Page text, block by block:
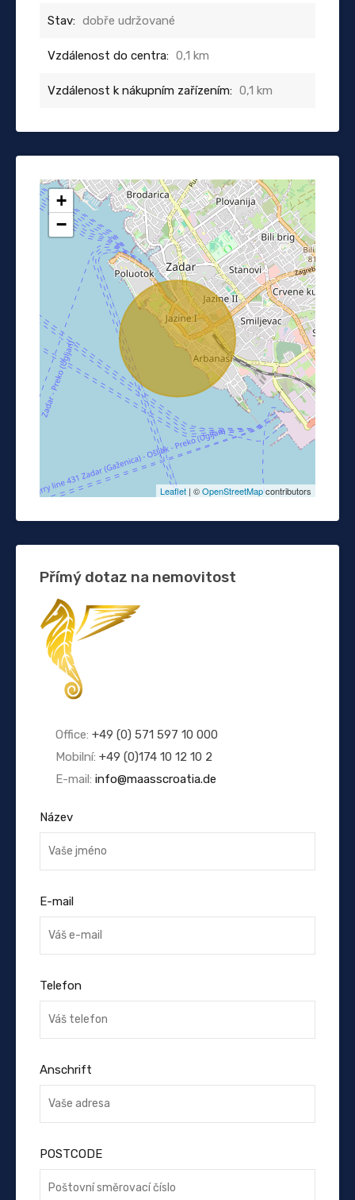
Stav: dobře udržované
Vzdálenost do centra: 0,1 km
Vzdálenost k nákupním zařízením: 0,1 km
+
−
Leaflet | ©OpenStreetMapcontributors
Přímý dotaz na nemovitost
Office: +49 (0) 571 597 10 000
Mobilní: +49 (0)174 10 12 10 2
E-mail: info@maasscroatia.de
Název
E-mail
Telefon
Anschrift
POSTCODE